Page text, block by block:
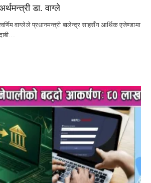
डा. वाग्ले
वाग्लेले प्रधानमन्त्री बालेन्द्र साहसँग आर्थिक एजेण्डामा